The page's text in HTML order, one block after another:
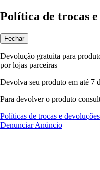
Política de trocas e
Fechar
Devolução gratuita para
por lojas parceiras
Devolva seu produto em até 7
Para devolver o produto
Políticas de trocas e devoluções
Denunciar Anúncio